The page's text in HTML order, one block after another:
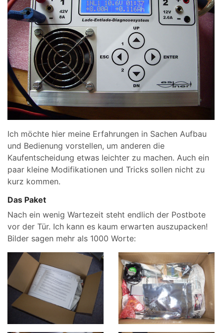
Ich möchte hier meine Erfahrungen in Sachen Aufbau
und Bedienung vorstellen, um anderen die
Kaufentscheidung etwas leichter zu machen. Auch ein
paar kleine Modifikationen und Tricks sollen nicht zu
kurz kommen.
Das Paket
Nach ein wenig Wartezeit steht endlich der Postbote
vor der Tür. Ich kann es kaum erwarten auszupacken!
Bilder sagen mehr als 1000 Worte: